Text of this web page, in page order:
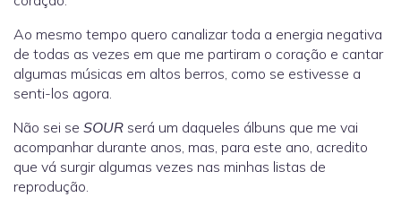
Ao mesmo tempo quero canalizar toda a energia negativa
de todas as vezes em que me partiram o coração e cantar
algumas músicas em altos berros, como se estivesse a
senti-los agora.
Não sei se SOUR será um daqueles álbuns que me vai
acompanhar durante anos, mas, para este ano, acredito
que vá surgir algumas vezes nas minhas listas de
reprodução.